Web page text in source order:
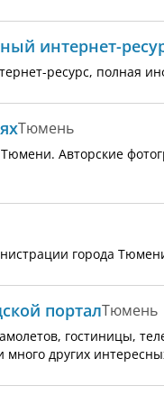
интернет-
ресурс, полная
Тюмень
Авторские
города
порталТюмень
гостиницы,
много других